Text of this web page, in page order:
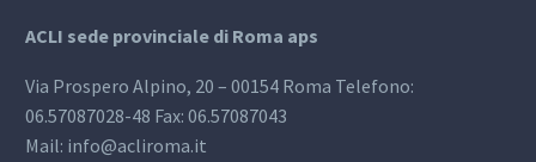
ACLI sede provinciale di Roma aps
Via Prospero Alpino, 20 – 00154 Roma Telefono:
06.57087028-48 Fax: 06.57087043
Mail: info@acliroma.it